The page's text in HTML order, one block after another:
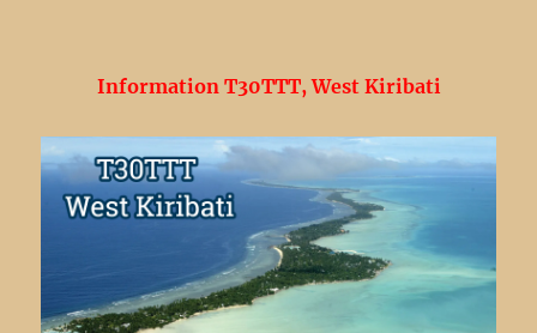
Information T30TTT, West Kiribati